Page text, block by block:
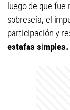
luego de que fue
sobreseía, el
participación y
estafas simples.